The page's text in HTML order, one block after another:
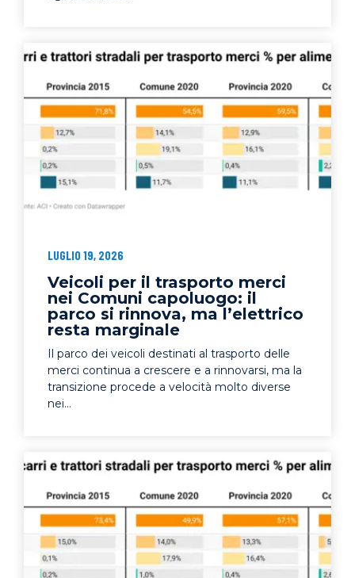
LUGLIO 19, 2026
Veicoli per il trasporto merci
nei Comuni capoluogo: il
parco si rinnova, ma l’elettrico
resta marginale
Il parco dei veicoli destinati al trasporto delle
merci continua a crescere e a rinnovarsi, ma la
transizione procede a velocità molto diverse
nei...